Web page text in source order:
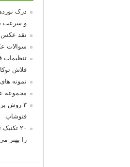
و سرعت
نقد عکس
سوالات
تنظیمات
فلاش
نمونه
مجموعه
۳ روش
فتوشاپ
۲۰
را بهتر